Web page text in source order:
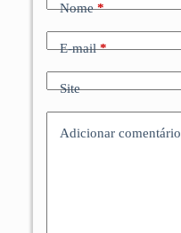
Nome*
E-mail*
Site
Adicionar comentário